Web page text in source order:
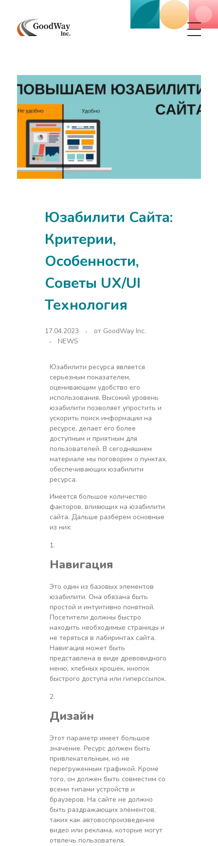
Юзабилити Сайта:
Критерии,
Особенности,
Советы UX/UI
Технология
17.04.2023 от GoodWay Inc.
NEWS
Юзабилити ресурса является
серьезным показателем,
оценивающим удобство его
использования. Высокий уровень
юзабилити позволяет упростить и
ускорить поиск информации на
ресурсе, делает его более
доступным и приятным для
пользователей. В сегодняшнем
материале мы поговорим о пунктах,
обеспечивающих юзабилити
ресурса.
Имеется большое количество
факторов, влияющих на юзабилити
сайта. Дальше разберем основные
из них:
Навигация
Это один из базовых элементов
юзабилити. Она обязана быть
простой и интуитивно понятной.
Посетители должны быстро
находить необходимые страницы и
не теряться в лабиринтах сайта.
Навигация может быть
представлена в виде древовидного
меню, хлебных крошек, кнопок
быстрого доступа или гиперссылок.
Дизайн
Этот параметр имеет большое
значение. Ресурс должен быть
привлекательным, но не
перегруженным графикой. Кроме
того, он должен быть совместим со
всеми типами устройств и
браузеров. На сайте не должно
быть раздражающих элементов,
таких как автовоспроизведение
видео или реклама, которые могут
отвлечь пользователя.